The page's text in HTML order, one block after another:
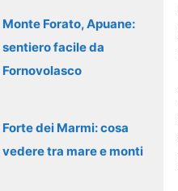
Monte Forato, Apuane:
sentiero facile da
Fornovolasco
Forte dei Marmi: cosa
vedere tra mare e monti